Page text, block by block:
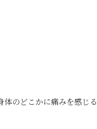
のどこかに痛みを感じ